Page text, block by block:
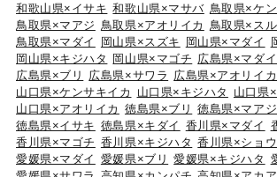
和歌山県×イサキ 和歌山県×マサバ 鳥取県×ケ
鳥取県×マアジ 鳥取県×アオリイカ
鳥取県×ス
鳥取県×マダイ
岡山県×スズキ 岡山県×マダイ
岡山県×キジハタ
岡山県×マゴチ 広島県×マダイ
広島県×ブリ
広島県×サワラ 広島県×アオリイカ
山口県×ケンサキイカ
山口県×キジハタ
山口県
山口県×アオリイカ 徳島県×ブリ 徳島県×マアジ
徳島県×イサキ 徳島県×キダイ 香川県×マダイ
香川県×マゴチ 香川県×キジハタ 香川県×ショ
愛媛県×マダイ 愛媛県×ブリ 愛媛県×キジハタ